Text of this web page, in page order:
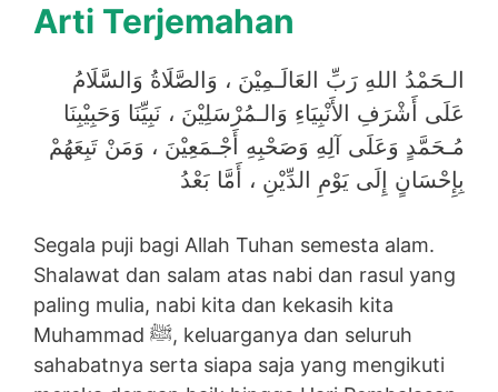
Arti Terjemahan
الـحَمْدُ اللهِ رَبِّ العَالَـمِيْنَ ، وَالصَّلَاةُ وَالسَّلَامُ
عَلَى أَشْرَفِ الأَنْبِيَاءِ وَالـمُرْسَلِيْنَ ، نَبِيِّنَا وَحَبِيْبِنَا
مُـحَمَّدٍ وَعَلَى آلِهِ وَصَحْبِهِ أَجْـمَعِيْنَ ، وَمَنْ تَبِعَهُمْ
بِإِحْسَانٍ إِلَى يَوْمِ الدِّيْنِ ، أَمَّا بَعْدُ
Segala puji bagi Allah Tuhan semesta alam.
Shalawat dan salam atas nabi dan rasul yang
paling mulia, nabi kita dan kekasih kita
Muhammad ﷺ, keluarganya dan seluruh
sahabatnya serta siapa saja yang mengikuti